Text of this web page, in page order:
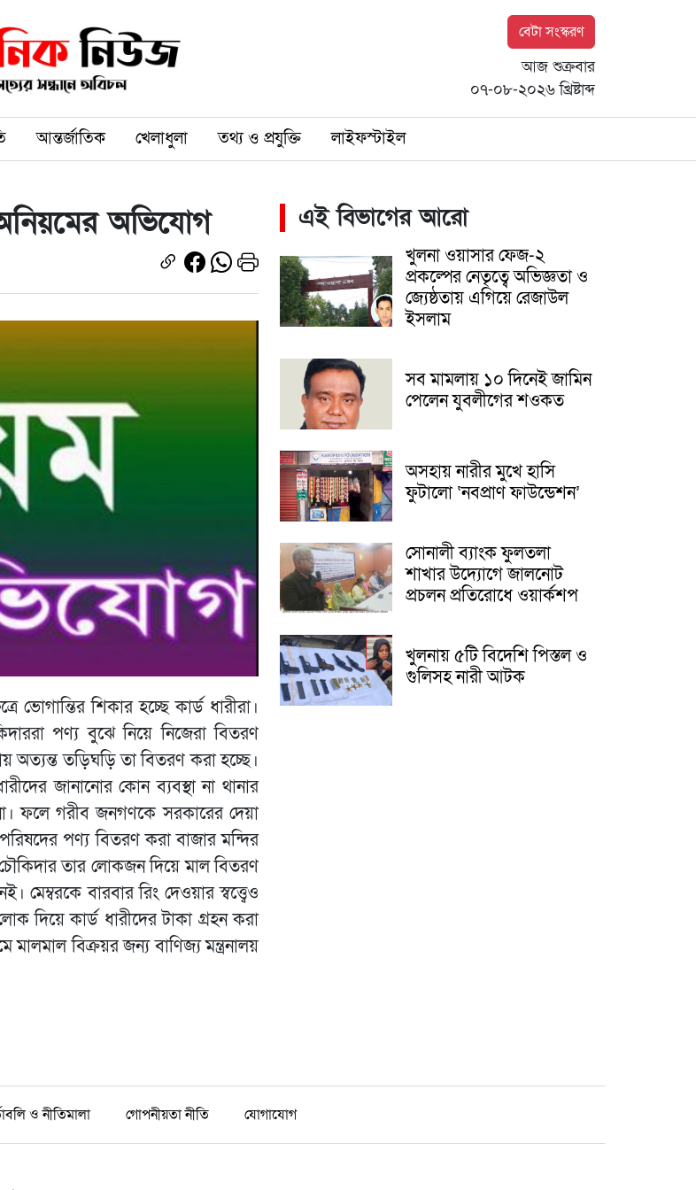
বেটা সংস্করণ
আজ শুক্রবার
০৭-০৮-২০২৬ খ্রিষ্টাব্দ
আন্তর্জাতিক খেলাধুলা তথ্য ও প্রযুক্তি লাইফস্টাইল
অনিয়মের অভিযোগ
ভোগান্তির শিকার হচ্ছে কার্ড ধারীরা।
পণ্য বুঝে নিয়ে নিজেরা বিতরণ
অত্যন্ত তড়িঘড়ি তা বিতরণ করা হচ্ছে।
জানানোর কোন ব্যবস্থা না থানার
ফলে গরীব জনগণকে সরকারের দেয়া
পণ্য বিতরণ করা বাজার মন্দির
চৌকিদার তার লোকজন দিয়ে মাল বিতরণ
বারবার রিং দেওয়ার স্বত্ত্বেও
দিয়ে কার্ড ধারীদের টাকা গ্রহন করা
মালমাল বিক্রয়র জন্য বাণিজ্য মন্ত্রনালয়
এই বিভাগের আরো
খুলনা ওয়াসার ফেজ-২
প্রকল্পের নেতৃত্বে অভিজ্ঞতা ও
জ্যেষ্ঠতায় এগিয়ে রেজাউল
ইসলাম
সব মামলায় ১০ দিনেই জামিন
পেলেন যুবলীগের শওকত
অসহায় নারীর মুখে হাসি
ফুটালো ‘নবপ্রাণ ফাউন্ডেশন’
সোনালী ব্যাংক ফুলতলা
শাখার উদ্যোগে জালনোট
প্রচলন প্রতিরোধে ওয়ার্কশপ
খুলনায় ৫টি বিদেশি পিস্তল ও
গুলিসহ নারী আটক
ও নীতিমালা গোপনীয়তা নীতি যোগাযোগ